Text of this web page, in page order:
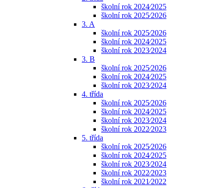
školní rok 2024⁄2025
školní rok 2025⁄2026
3. A
školní rok 2025⁄2026
školní rok 2024⁄2025
školní rok 2023⁄2024
3. B
školní rok 2025⁄2026
školní rok 2024⁄2025
školní rok 2023⁄2024
4. třída
školní rok 2025⁄2026
školní rok 2024⁄2025
školní rok 2023⁄2024
školní rok 2022⁄2023
5. třída
školní rok 2025⁄2026
školní rok 2024⁄2025
školní rok 2023⁄2024
školní rok 2022⁄2023
školní rok 2021⁄2022